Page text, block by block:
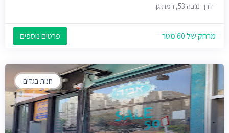
דרך נגבה 53, רמת גן
מרחק של 60 מטר פרטים נוספים
חנות בגדים